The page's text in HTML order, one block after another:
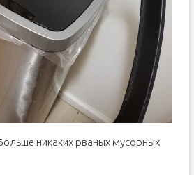
никаких рваных мусорных